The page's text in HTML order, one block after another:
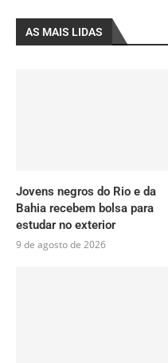
AS MAIS LIDAS
Jovens negros do Rio e da
Bahia recebem bolsa para
estudar no exterior
9 de agosto de 2026